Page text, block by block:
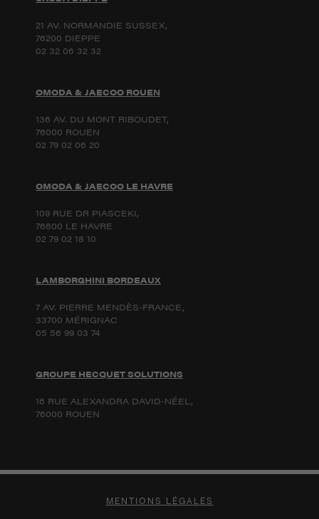
21 AV. NORMANDIE SUSSEX,
76200 DIEPPE
02 32 06 32 32
OMODA & JAECOO ROUEN
136 AV. DU MONT RIBOUDET,
76000 ROUEN
02 79 02 06 20
OMODA & JAECOO LE HAVRE
109 RUE DR PIASCEKI,
76600 LE HAVRE
02 79 02 18 10
LAMBORGHINI BORDEAUX
7 AV. PIERRE MENDÈS-FRANCE,
33700 MÉRIGNAC
05 56 99 03 74
GROUPE HECQUET SOLUTIONS
16 RUE ALEXANDRA DAVID-NÉEL,
76000 ROUEN
MENTIONS LÉGALES